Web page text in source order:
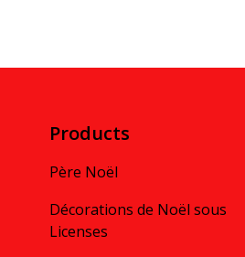
Products
Père Noël
Décorations de Noël sous
Licenses